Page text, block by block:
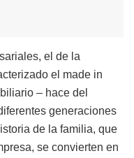
el de la
el made in
– hace del
generaciones
de la familia, que
se convierten en